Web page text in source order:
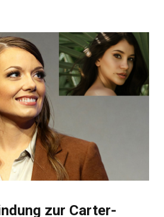
zur Carter-